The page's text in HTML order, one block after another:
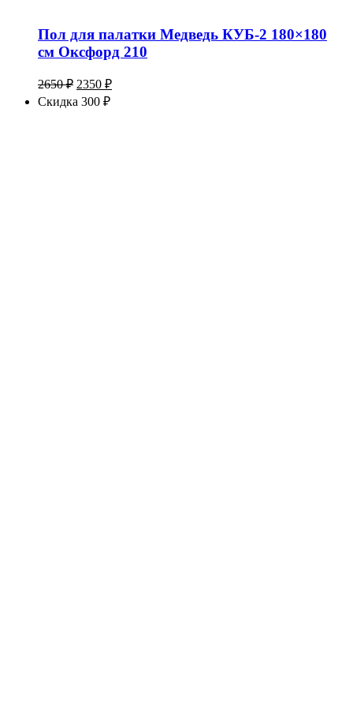
Пол для палатки Медведь КУБ-2 180×180
см Оксфорд 210
2650₽ Первоначальная
цена
составляла
2350 ₽Текущая
Скидка 300 ₽